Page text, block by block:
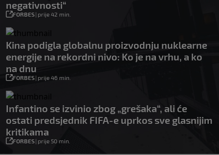
negativnosti“
FORBES| prije 42 min.
Kina podigla globalnu proizvodnju nuklearne
energije na rekordni nivo: Ko je na vrhu, a ko
na dnu
FORBES| prije 46 min.
Infantino se izvinio zbog „grešaka“, ali će
ostati predsjednik FIFA-e uprkos sve glasnijim
kritikama
FORBES| prije 50 min.